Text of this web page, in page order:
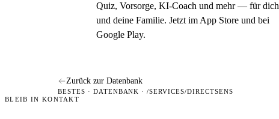
Quiz, Vorsorge, KI-Coach und mehr — für dich
und deine Familie. Jetzt im App Store und bei
Google Play.
Zurück zur Datenbank
BESTES · DATENBANK · /SERVICES/DIRECTSENS
BLEIB IN KONTAKT